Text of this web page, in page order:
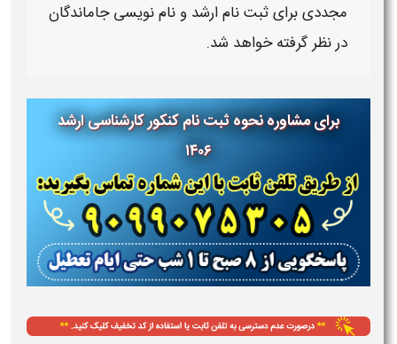
مجددی برایثبت نام ارشد و نام‌ نویسی جاماندگان
در نظر گرفته خواهد شد.
برای مشاوره نحوه ثبت نام کنکور کارشناسی ارشد
۱۴۰۶